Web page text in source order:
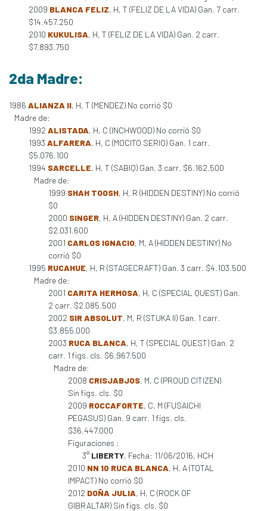
2009 BLANCA FELIZ, H, T (FELIZ DE LA VIDA) Gan. 7 carr.
$14.457.250
2010 KUKULISA, H, T (FELIZ DE LA VIDA) Gan. 2 carr.
$7.893.750
2da Madre:
1986 ALIANZA II, H, T (MENDEZ) No corrió $0
Madre de:
1992 ALISTADA, H, C (INCHWOOD) No corrió $0
1993 ALFARERA, H, C (MOCITO SERIO) Gan. 1 carr.
$5.076.100
1994 SARCELLE, H, T (SABIQ) Gan. 3 carr. $6.162.500
Madre de:
1999 SHAH TOOSH, H, R (HIDDEN DESTINY) No corrió
$0
2000 SINGER, H, A (HIDDEN DESTINY) Gan. 2 carr.
$2.031.600
2001 CARLOS IGNACIO, M, A (HIDDEN DESTINY) No
corrió $0
1995 RUCAHUE, H, R (STAGECRAFT) Gan. 3 carr. $4.103.500
Madre de:
2001 CARITA HERMOSA, H, C (SPECIAL QUEST) Gan.
2 carr. $2.085.500
2002 SIR ABSOLUT, M, R (STUKA II) Gan. 1 carr.
$3.855.000
2003 RUCA BLANCA, H, T (SPECIAL QUEST) Gan. 2
carr. 1 figs. cls. $6.967.500
Madre de:
2008 CRISJABJOS, M, C (PROUD CITIZEN)
Sin figs. cls. $0
2009 ROCCAFORTE, C, M (FUSAICHI
PEGASUS) Gan. 9 carr. 1 figs. cls.
$36.447.000
Figuraciones :
3° LIBERTY, Fecha: 11/06/2016, HCH
2010 NN 10 RUCA BLANCA, H, A (TOTAL
IMPACT) No corrió $0
2012 DOÑA JULIA, H, C (ROCK OF
GIBRALTAR) Sin figs. cls. $0